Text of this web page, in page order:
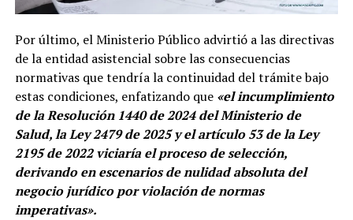
Por último, el Ministerio Público advirtió a las directivas
de la entidad asistencial sobre las consecuencias
normativas que tendría la continuidad del trámite bajo
estas condiciones, enfatizando que «el incumplimiento
de la Resolución 1440 de 2024 del Ministerio de
Salud, la Ley 2479 de 2025 y el artículo 53 de la Ley
2195 de 2022 viciaría el proceso de selección,
derivando en escenarios de nulidad absoluta del
negocio jurídico por violación de normas
imperativas».